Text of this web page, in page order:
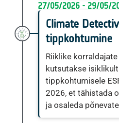
27/05/2026 - 29/05/
Climate
tippkohtumine
Riiklike
kutsutakse
tippkohtumisele
2026, et tähistada
ja osaleda